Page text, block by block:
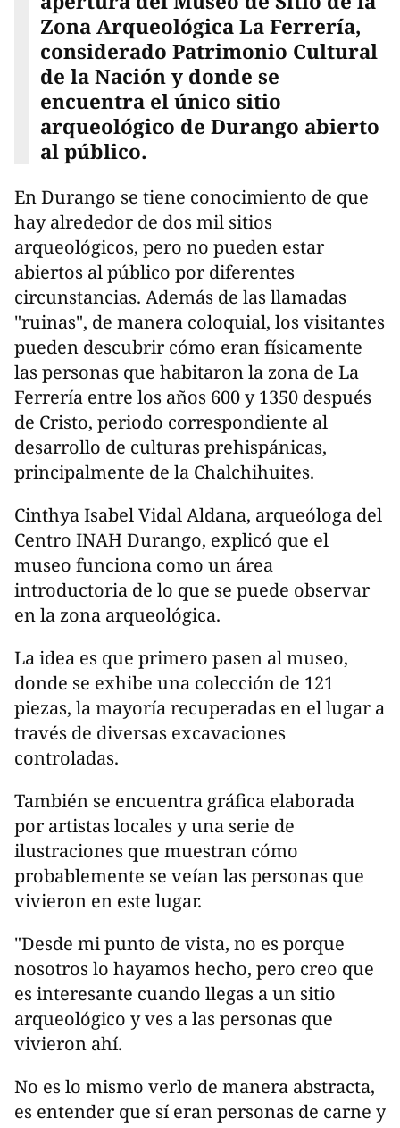
Zona Arqueológica La Ferrería,
considerado Patrimonio Cultural
de la Nación y donde se
encuentra el único sitio
arqueológico de Durango abierto
al público.
En Durango se tiene conocimiento de que
hay alrededor de dos mil sitios
arqueológicos, pero no pueden estar
abiertos al público por diferentes
circunstancias. Además de las llamadas
"ruinas", de manera coloquial, los visitantes
pueden descubrir cómo eran físicamente
las personas que habitaron la zona de La
Ferrería entre los años 600 y 1350 después
de Cristo, periodo correspondiente al
desarrollo de culturas prehispánicas,
principalmente de la Chalchihuites.
Cinthya Isabel Vidal Aldana, arqueóloga del
Centro INAH Durango, explicó que el
museo funciona como un área
introductoria de lo que se puede observar
en la zona arqueológica.
La idea es que primero pasen al museo,
donde se exhibe una colección de 121
piezas, la mayoría recuperadas en el lugar a
través de diversas excavaciones
controladas.
También se encuentra gráfica elaborada
por artistas locales y una serie de
ilustraciones que muestran cómo
probablemente se veían las personas que
vivieron en este lugar.
"Desde mi punto de vista, no es porque
nosotros lo hayamos hecho, pero creo que
es interesante cuando llegas a un sitio
arqueológico y ves a las personas que
vivieron ahí.
No es lo mismo verlo de manera abstracta,
es entender que sí eran personas de carne y